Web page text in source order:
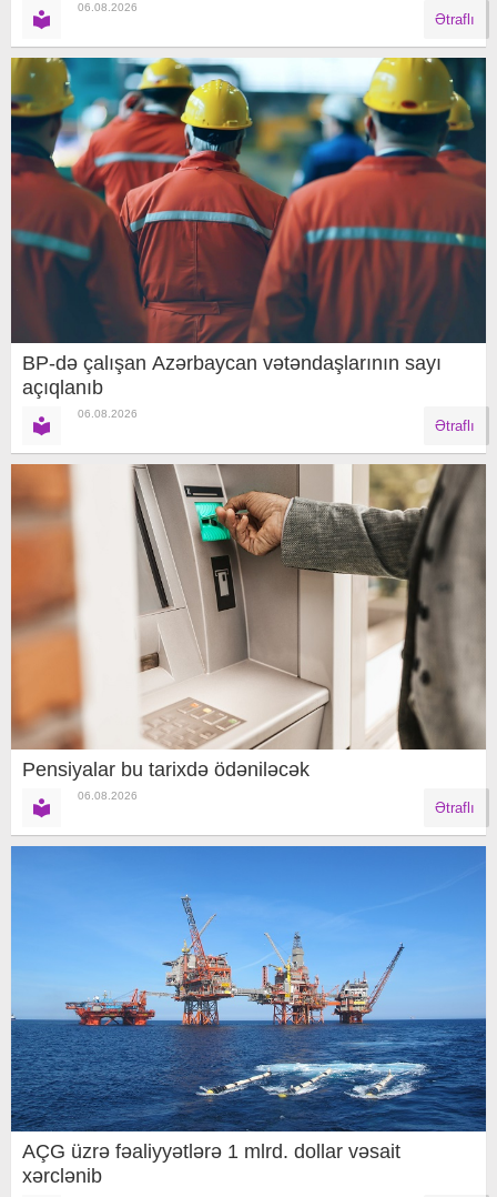
06.08.2026
Ətraflı
BP-də çalışan Azərbaycan vətəndaşlarının sayı
açıqlanıb
06.08.2026
Ətraflı
Pensiyalar bu tarixdə ödəniləcək
06.08.2026
Ətraflı
AÇG üzrə fəaliyyətlərə 1 mlrd. dollar vəsait
xərclənib